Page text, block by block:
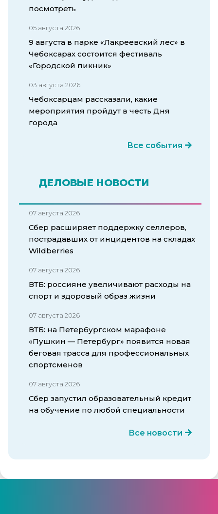
посмотреть
05 августа 2026
9 августа в парке «Лакреевский лес» в
Чебоксарах состоится фестиваль
«Городской пикник»
03 августа 2026
Чебоксарцам рассказали, какие
мероприятия пройдут в честь Дня
города
Все события
ДЕЛОВЫЕ НОВОСТИ
07 августа 2026
Сбер расширяет поддержку селлеров,
пострадавших от инцидентов на складах
Wildberries
07 августа 2026
ВТБ: россияне увеличивают расходы на
спорт и здоровый образ жизни
07 августа 2026
ВТБ: на Петербургском марафоне
«Пушкин — Петербург» появится новая
беговая трасса для профессиональных
спортсменов
07 августа 2026
Сбер запустил образовательный кредит
на обучение по любой специальности
Все новости